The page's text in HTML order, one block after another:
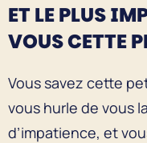
ET LE PLUS
VOUS CETTE
Vous savez cette
vous hurle de vous
d’impatience, et